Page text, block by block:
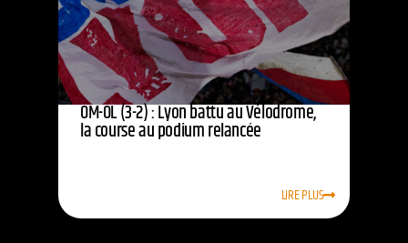
OM-OL (3-2) : Lyon battu au Vélodrome,
la course au podium relancée
LIRE PLUS